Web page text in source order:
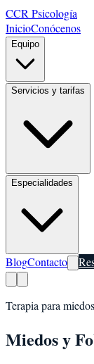
CCR Psicología
InicioConócenos
Equipo
Servicios y tarifas
Especialidades
BlogContacto
Terapia para
Miedos y